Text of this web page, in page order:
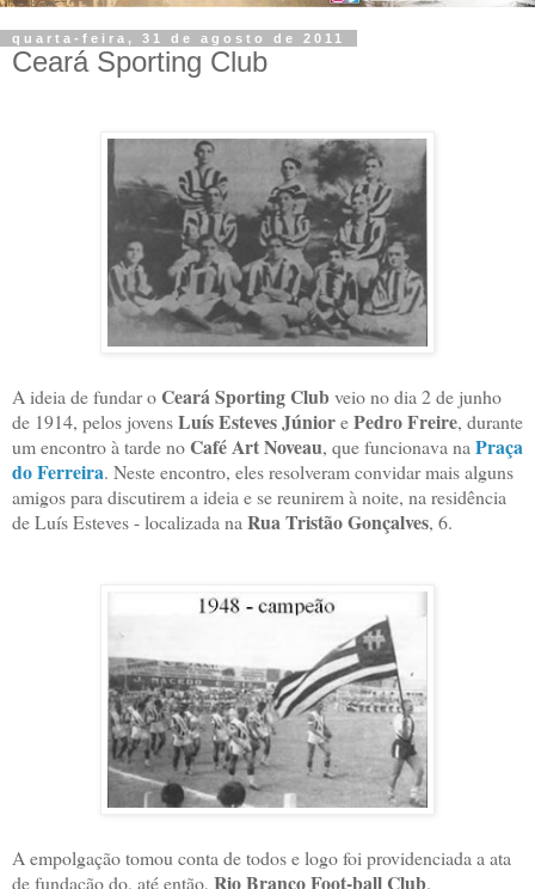
quarta-feira, 31 de agosto de 2011
Ceará Sporting Club
A ideia de fundar oCeará Sporting Clubveio no dia 2 de junho
de 1914, pelos jovensLuís Esteves JúniorePedro Freire, durante
um encontro à tarde noCafé Art Noveau, que funcionava na Praça
do Ferreira. Neste encontro, eles resolveram convidar mais alguns
amigos para discutirem a ideia e se reunirem à noite, na residência
de Luís Esteves - localizada na Rua Tristão Gonçalves, 6.
A empolgação tomou conta de todos e logo foi providenciada a ata
de fundação do, até então, Rio Branco Foot-ball Club.